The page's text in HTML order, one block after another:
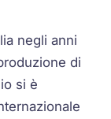
negli anni
di
si è